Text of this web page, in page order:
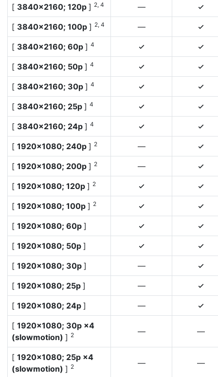
[ 3840×2160; 120p ] 2, 4 — 4
[ 3840×2160; 100p ] 2, 4 — 4
[ 3840×2160; 60p ] 4 4 4
[ 3840×2160; 50p ] 4 4 4
[ 3840×2160; 30p ] 4 4 4
[ 3840×2160; 25p ] 4 4 4
[ 3840×2160; 24p ] 4 4 4
[ 1920×1080; 240p ] 2 — 4
[ 1920×1080; 200p ] 2 — 4
[ 1920×1080; 120p ] 2 4 4
[ 1920×1080; 100p ] 2 4 4
[ 1920×1080; 60p ] 4 4
[ 1920×1080; 50p ] 4 4
[ 1920×1080; 30p ] — 4
[ 1920×1080; 25p ] — 4
[ 1920×1080; 24p ] — 4
[ 1920×1080; 30p ×4
(slowmotion) ] 2 — —
[ 1920×1080; 25p ×4
(slowmotion) ] 2 — —